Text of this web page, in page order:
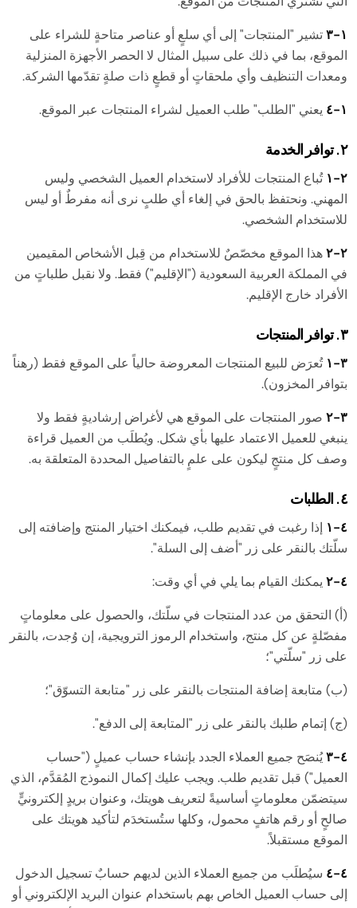
١-٣
تشير "المنتجات" إلى أي سلعٍ أو عناصر متاحةٍ للشراء على
الموقع، بما في ذلك على سبيل المثال لا الحصر الأجهزة المنزلية
ومعدات التنظيف وأي ملحقاتٍ أو قطعٍ ذات صلةٍ تقدّمها الشركة.
١-٤
يعني "الطلب" طلب العميل لشراء المنتجات عبر الموقع.
٢. توافر الخدمة
٢-١
تُباع المنتجات للأفراد لاستخدام العميل الشخصي وليس
المهني. ونحتفظ بالحق في إلغاء أي طلبٍ نرى أنه مفرطٌ أو ليس
للاستخدام الشخصي.
٢-٢
هذا الموقع مخصّصٌ للاستخدام من قِبل الأشخاص المقيمين
في المملكة العربية السعودية ("الإقليم") فقط. ولا نقبل طلباتٍ من
الأفراد خارج الإقليم.
٣. توافر المنتجات
٣-١
تُعرَض للبيع المنتجات المعروضة حالياً على الموقع فقط (رهناً
بتوافر المخزون).
٣-٢
صور المنتجات على الموقع هي لأغراض إرشاديةٍ فقط ولا
ينبغي للعميل الاعتماد عليها بأي شكل. ويُطلَب من العميل قراءة
وصف كل منتجٍ ليكون على علمٍ بالتفاصيل المحددة المتعلقة به.
٤. الطلبات
٤-١
إذا رغبت في تقديم طلب، فيمكنك اختيار المنتج وإضافته إلى
سلّتك بالنقر على زر "أضف إلى السلة".
٤-٢
يمكنك القيام بما يلي في أي وقت:
(أ) التحقق من عدد المنتجات في سلّتك، والحصول على معلوماتٍ
مفصّلةٍ عن كل منتج، واستخدام الرموز الترويجية، إن وُجدت، بالنقر
على زر "سلّتي"؛
(ب) متابعة إضافة المنتجات بالنقر على زر "متابعة التسوّق"؛
(ج) إتمام طلبك بالنقر على زر "المتابعة إلى الدفع".
٤-٣
يُنصَح جميع العملاء الجدد بإنشاء حساب عميلٍ ("حساب
العميل") قبل تقديم طلب. ويجب عليك إكمال النموذج المُقدَّم، الذي
سيتضمّن معلوماتٍ أساسيةً لتعريف هويتك، وعنوان بريدٍ إلكترونيٍّ
صالحٍ أو رقم هاتفٍ محمول، وكلها ستُستخدَم لتأكيد هويتك على
الموقع مستقبلاً.
٤-٤
سيُطلَب من جميع العملاء الذين لديهم حسابٌ تسجيل الدخول
إلى حساب العميل الخاص بهم باستخدام عنوان البريد الإلكتروني أو